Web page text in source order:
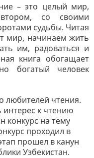
– это целый мир,
со своими
судьбы. Читая
мир, начинаем жить
им, радоваться и
книга обогащает
богатый человек
любителей чтения.
к чтению
конкурс на тему
проходил в
прошел в канун
Узбекистан.